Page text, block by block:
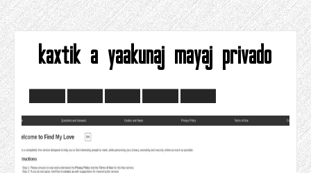
kaxtik a yaakunaj mayaj privado